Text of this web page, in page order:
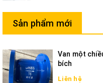
Sản phẩm mới
Van một
bích
Liên hệ